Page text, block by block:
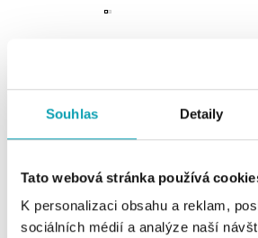
Souhlas Detaily
Tato webová stránka používá
K personalizaci obsahu a reklam,
sociálních médií a analýze naší
od 89 893 Kč
Prsten s
od 106 284